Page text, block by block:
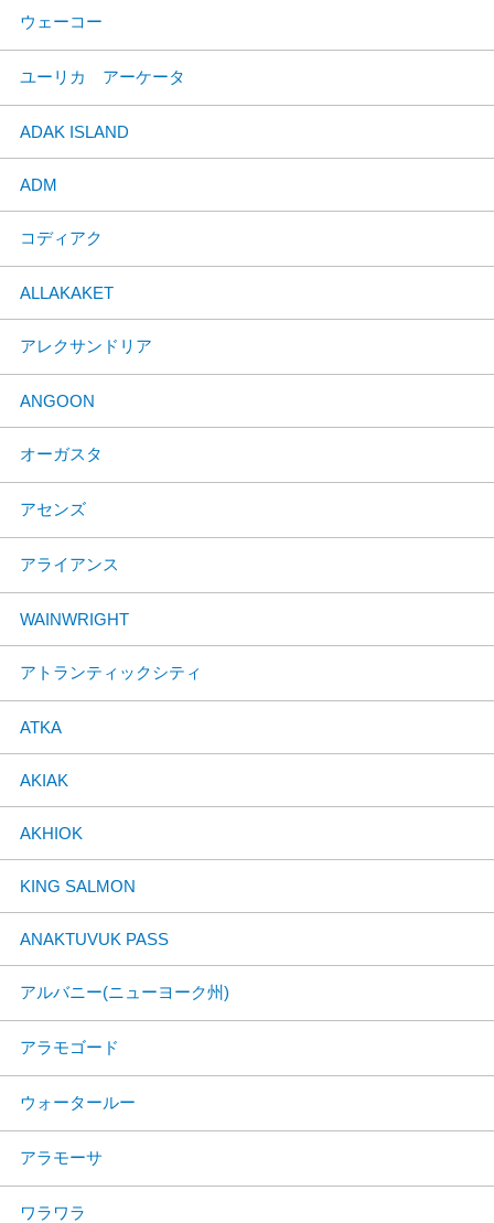
ウェーコー
ユーリカ アーケータ
ADAK ISLAND
ADM
コディアク
ALLAKAKET
アレクサンドリア
ANGOON
オーガスタ
アセンズ
アライアンス
WAINWRIGHT
アトランティックシティ
ATKA
AKIAK
AKHIOK
KING SALMON
ANAKTUVUK PASS
アルバニー(ニューヨーク州)
アラモゴード
ウォータールー
アラモーサ
ワラワラ